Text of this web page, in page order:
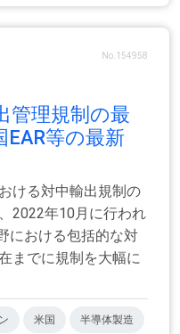
No.154958
管理規制の最
EAR等の最新
ける対中輸出規制の
2022年10月に行われ
における包括的な対
までに規制を大幅に
米国 半導体製造